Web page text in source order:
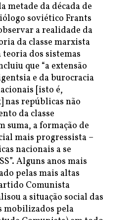
metade da década de
soviético Frants
a realidade da
da classe marxista
dos sistemas
que “a extensão
e da burocracia
[isto é,
nas repúblicas não
da classe
suma, a formação de
mais progressista –
nacionais a se
Alguns anos mais
pelas mais altas
Comunista
a situação social das
mobilizados pela